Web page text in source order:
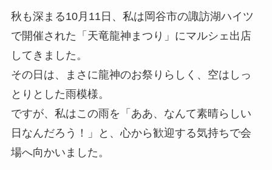
秋も深まる10月11日、私は岡谷市の諏訪湖ハイツ
で開催された「天竜龍神まつり」にマルシェ出店
してきました。
その日は、まさに龍神のお祭りらしく、空はしっ
とりとした雨模様。
ですが、私はこの雨を「ああ、なんて素晴らしい
日なんだろう！」と、心から歓迎する気持ちで会
場へ向かいました。